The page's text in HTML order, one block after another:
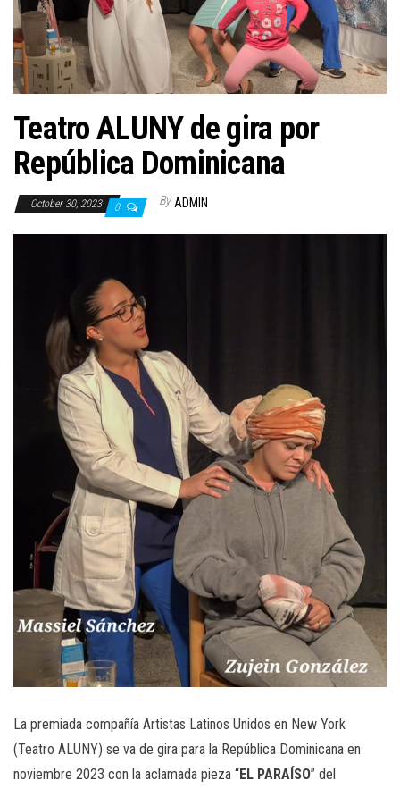
Teatro ALUNY de gira por
República Dominicana
October 30, 2023 0 By ADMIN
La premiada compañía Artistas Latinos Unidos en New York
(Teatro ALUNY) se va de gira para la República Dominicana en
noviembre 2023 con la aclamada pieza “EL PARAÍSO” del